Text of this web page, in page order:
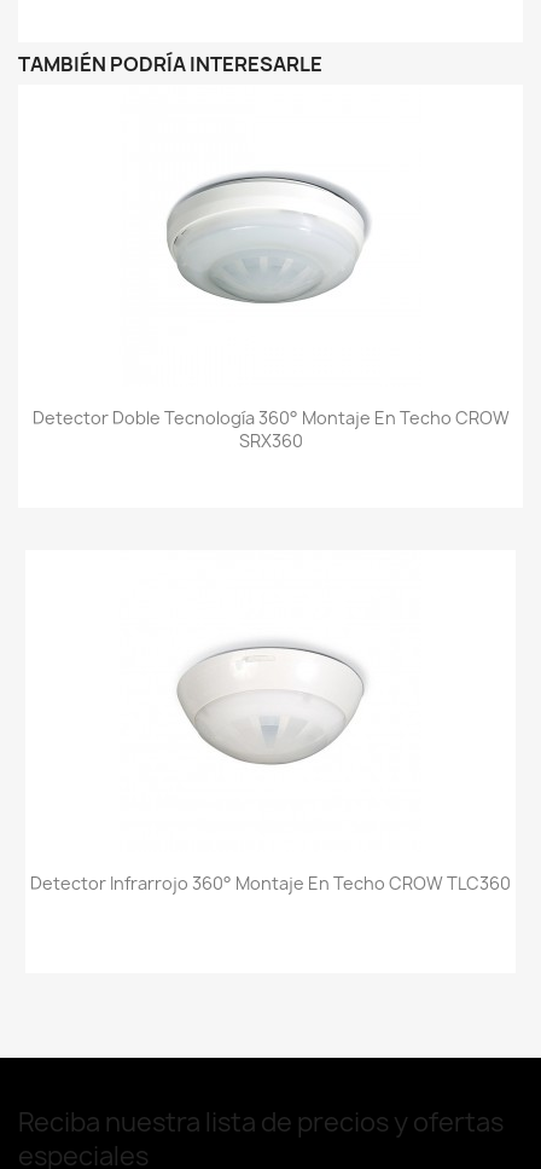
TAMBIÉN PODRÍA INTERESARLE
Detector Doble Tecnología 360° Montaje En Techo CROW
SRX360
Detector Infrarrojo 360° Montaje En Techo CROW TLC360
Reciba nuestra lista de precios y ofertas
especiales